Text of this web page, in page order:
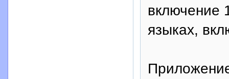
включение
языках,